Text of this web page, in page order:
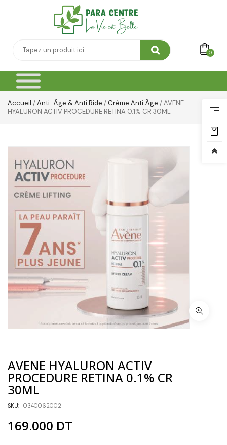
0
Accueil /Anti-Âge & Anti Ride /Crème Anti Âge / AVENE
HYALURON ACTIV PROCEDURE RETINA 0.1% CR 30ML
AVENE HYALURON ACTIV
PROCEDURE RETINA 0.1% CR
30ML
SKU: 0340062002
169.000 DT